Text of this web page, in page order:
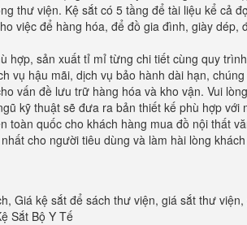
thư viện. Kệ sắt có 5 tầng để tài liệu kể cả
việc để hàng hóa, để đồ gia đình, giày dép,
hợp, sản xuất tỉ mỉ từng chi tiết cùng quy
hậu mãi, dịch vụ bảo hành dài hạn,
vấn đề lưu trữ hàng hóa và kho vận. Vui
kỹ thuật sẽ đưa ra bản thiết kế phù hợp
quốc cho khách hàng mua đồ nội thất
cho người tiêu dùng và làm hài lòng
Giá kệ sắt để sách thư viện, giá sắt thư
Sắt Bộ Y Tế